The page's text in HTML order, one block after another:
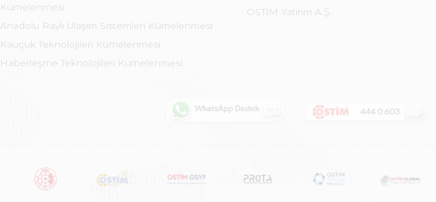
Kümelenmesi
Anadolu Raylı Ulaşım Sistemleri Kümelenmesi
Kauçuk Teknolojileri Kümelenmesi
Haberleşme Teknolojileri Kümelenmesi
OSTİM Yatırım A.Ş.